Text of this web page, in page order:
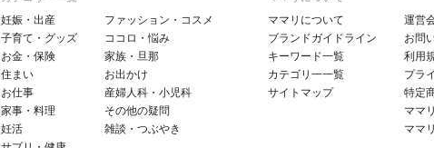
妊娠・出産
子育て・グッズ
お金・保険
住まい
お仕事
家事・料理
妊活
ファッション・コスメ
ココロ・悩み
家族・旦那
お出かけ
産婦人科・小児科
その他の疑問
雑談・つぶやき
ママリについて
ブランドガイドライン
キーワード一覧
カテゴリ一一覧
サイトマップ
運営
お問
利用
プラ
特定
ママ
ママ